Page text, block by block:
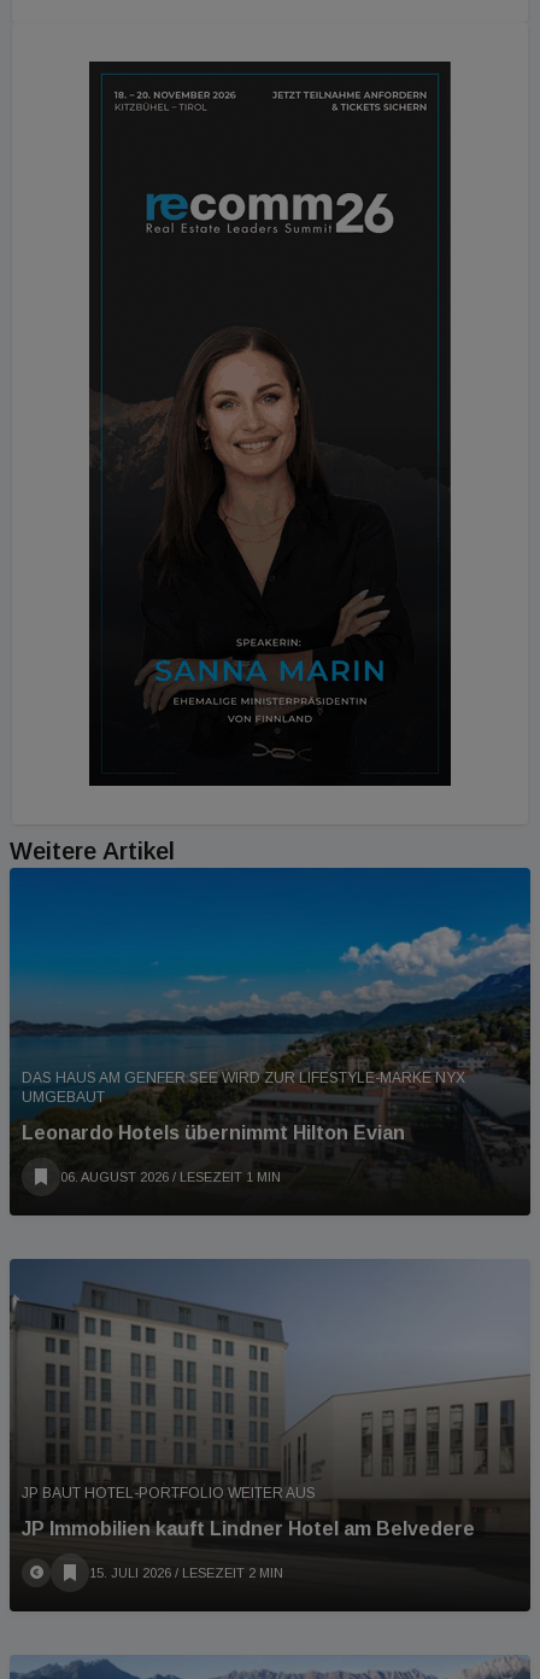
Weitere Artikel
DAS HAUS AM GENFER SEE WIRD ZUR LIFESTYLE-MARKE NYX
UMGEBAUT
Leonardo Hotels übernimmt Hilton Evian
06. AUGUST 2026 / LESEZEIT 1 MIN
JP BAUT HOTEL-PORTFOLIO WEITER AUS
JP Immobilien kauft Lindner Hotel am Belvedere
15. JULI 2026 / LESEZEIT 2 MIN